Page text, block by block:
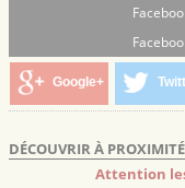
Google+
DÉCOUVRIR À
Attention